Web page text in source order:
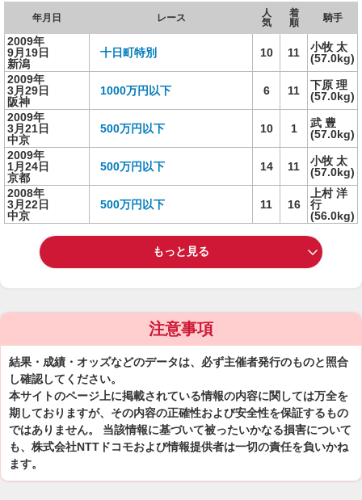
年月日 レース
人
気
着
順
騎手
2009年
9月19日
新潟
十日町特別 10 11
小牧 太
(57.0kg)
2009年
3月29日
阪神
1000万円以下 6 11
下原 理
(57.0kg)
2009年
3月21日
中京
500万円以下 10 1
武 豊
(57.0kg)
2009年
1月24日
京都
500万円以下 14 11
小牧 太
(57.0kg)
2008年
3月22日
中京
500万円以下 11 16
上村 洋
行
(56.0kg)
もっと見る
注意事項
結果・成績・オッズなどのデータは、必ず主催者発行のものと照合
し確認してください。
本サイトのページ上に掲載されている情報の内容に関しては万全を
期しておりますが、その内容の正確性および安全性を保証するもの
ではありません。 当該情報に基づいて被ったいかなる損害について
も、株式会社NTTドコモおよび情報提供者は一切の責任を負いかね
ます。